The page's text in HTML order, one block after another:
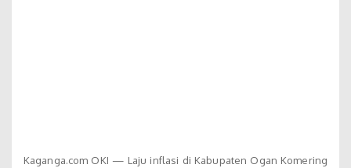
Kaganga.com OKI — Laju inflasi di Kabupaten Ogan Komering